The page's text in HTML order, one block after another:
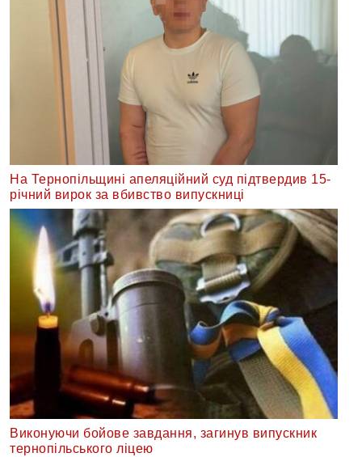
На Тернопільщині апеляційний суд підтвердив 15-
річний вирок за вбивство випускниці
Виконуючи бойове завдання, загинув випускник
тернопільського ліцею